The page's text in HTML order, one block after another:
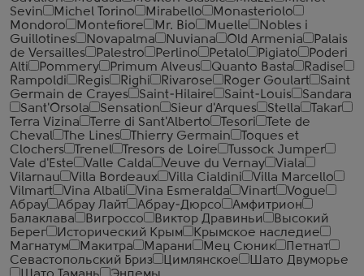
Sevin
Michel Torino Mirabello
Monasteriolo
Mondoro
Montefiore Mr. Bio Muelle
Nobles i
Guillotines
Novapalma Nuviana Old Armenia
Palais
de Versailles
Palestro Perlino Petalo Pigiato
Poderi
Alti
Pommery Primum Alveus Quanto Basta
Radise
Rampoldi
Regis Righi Rivarose Roger Goulart
Saint
Germain de Crayes
Saint-Hilaire Saint-Louis
Sandara
Sant'Orsola
Sensation Sieur d'Arques Stella
Takar
Terra Vizina
Terre di Sant'Alberto Tesori
Tete de
Cheval
The Lines Thierry Germain
Toques et
Clochers
Trenel Tresors de Loire
Tussock Jumper
Vale d'Este
Valle Calda Veuve du Vernay
Viala
Vilarnau
Villa Bordeaux Villa Cialdini
Villa Marcello
Vilmart
Vina Albali Vina Esmeralda Vinart
Vogue
Абрау
Абрау Лайт Абрау-Дюрсо
Амфитрион
Балаклава
Вигроссо Виктор Дравиньи
Высокий
Берег
Исторический Крым
Крымское наследие
Магнатум
Макитра Марани Мец Сюник
Петнат
Севастопольский Бриз
Цимлянское
Шато Двуморье